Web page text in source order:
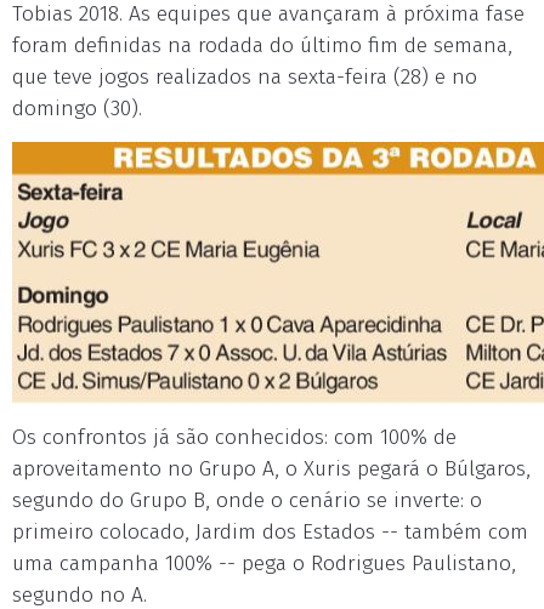
Tobias 2018. As equipes que avançaram à próxima fase
foram definidas na rodada do último fim de semana,
que teve jogos realizados na sexta-feira (28) e no
domingo (30).
Os confrontos já são conhecidos: com 100% de
aproveitamento no Grupo A, o Xuris pegará o Búlgaros,
segundo do Grupo B, onde o cenário se inverte: o
primeiro colocado, Jardim dos Estados -- também com
uma campanha 100% -- pega o Rodrigues Paulistano,
segundo no A.